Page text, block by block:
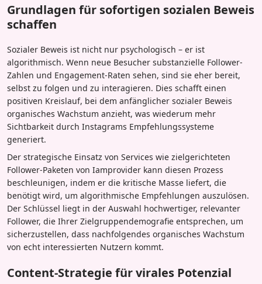
Grundlagen für sofortigen sozialen Beweis
schaffen
Sozialer Beweis ist nicht nur psychologisch – er ist
algorithmisch. Wenn neue Besucher substanzielle Follower-
Zahlen und Engagement-Raten sehen, sind sie eher bereit,
selbst zu folgen und zu interagieren. Dies schafft einen
positiven Kreislauf, bei dem anfänglicher sozialer Beweis
organisches Wachstum anzieht, was wiederum mehr
Sichtbarkeit durch Instagrams Empfehlungssysteme
generiert.
Der strategische Einsatz von Services wie zielgerichteten
Follower-Paketen von Iamprovider kann diesen Prozess
beschleunigen, indem er die kritische Masse liefert, die
benötigt wird, um algorithmische Empfehlungen auszulösen.
Der Schlüssel liegt in der Auswahl hochwertiger, relevanter
Follower, die Ihrer Zielgruppendemografie entsprechen, um
sicherzustellen, dass nachfolgendes organisches Wachstum
von echt interessierten Nutzern kommt.
Content-Strategie für virales Potenzial